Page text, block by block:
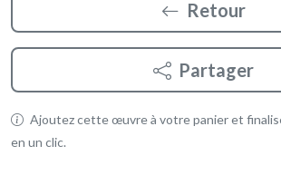
Retour
Partager
Ajoutez cette œuvre à votre panier et
en un clic.